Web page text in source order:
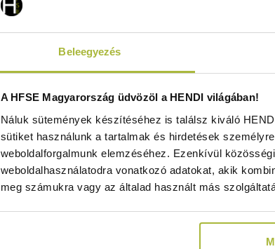
Beleegyezés
A HFSE Magyarország üdvözöl a HENDI világában!
Náluk sütemények készítéséhez is találsz kiváló
sütiket használunk a tartalmak és hirdetések
weboldalforgalmunk elemzéséhez. Ezenkívül
weboldalhasználatodra vonatkozó adatokat, akik
meg számukra vagy az általad használt más
KOSÁRBA